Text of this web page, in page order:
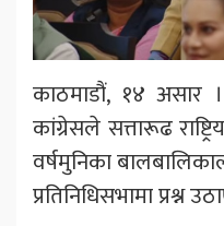
काठमाडौं, १४ असार
कांग्रेसले सत्तारूढ
वर्षमुनिका
प्रतिनिधिसभामा प्रश्न